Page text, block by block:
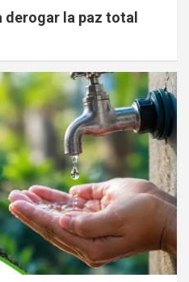
derogar la paz total